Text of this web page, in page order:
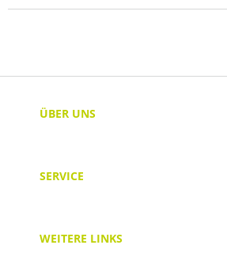
ÜBER UNS
SERVICE
WEITERE LINKS